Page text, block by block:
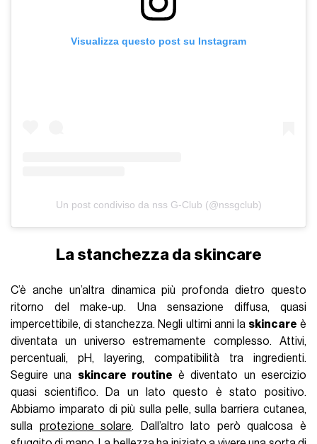
Visualizza questo post su Instagram
Un post condiviso da nss G-Club (@nssgclub)
La stanchezza da skincare
C’è anche un’altra dinamica più profonda dietro questo
ritorno del make-up. Una sensazione diffusa, quasi
impercettibile, di stanchezza. Negli ultimi anni la skincare è
diventata un universo estremamente complesso. Attivi,
percentuali, pH, layering, compatibilità tra ingredienti.
Seguire una skincare routine è diventato un esercizio
quasi scientifico. Da un lato questo è stato positivo.
Abbiamo imparato di più sulla pelle, sulla barriera cutanea,
sulla protezione solare. Dall’altro lato però qualcosa è